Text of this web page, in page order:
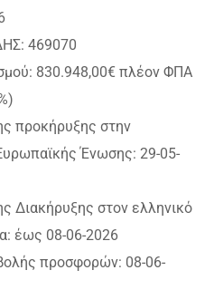
469070
830.948,00€ πλέον ΦΠΑ
προκήρυξης στην
Ένωσης: 29-05-
Διακήρυξης στον ελληνικό
έως 08-06-2026
προσφορών: 08-06-